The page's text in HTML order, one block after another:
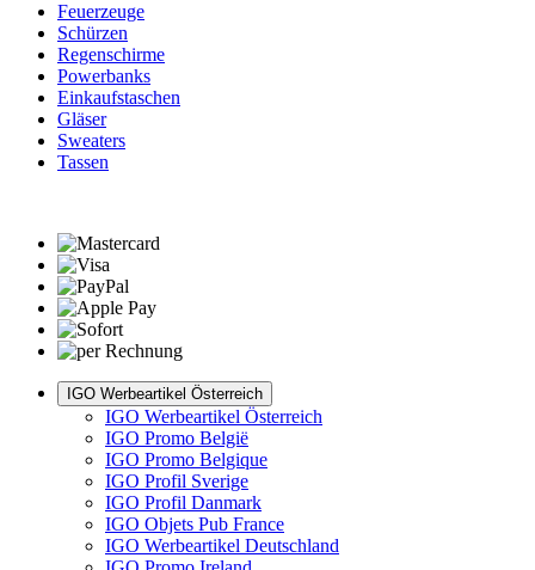
Feuerzeuge
Schürzen
Regenschirme
Powerbanks
Einkaufstaschen
Gläser
Sweaters
Tassen
IGO Werbeartikel Österreich
IGO Werbeartikel Österreich
IGO Promo België
IGO Promo Belgique
IGO Profil Sverige
IGO Profil Danmark
IGO Objets Pub France
IGO Werbeartikel Deutschland